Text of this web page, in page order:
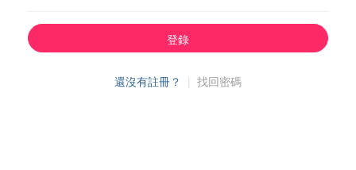
登錄
還沒有註冊？ | 找回密碼